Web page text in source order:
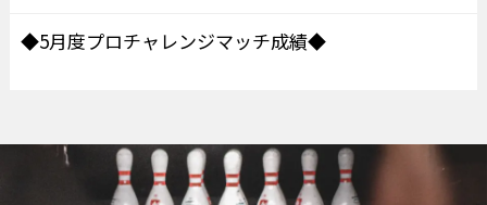
◆5月度プロチャレンジマッチ成績◆